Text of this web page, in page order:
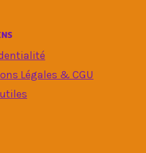
Légales & CGU